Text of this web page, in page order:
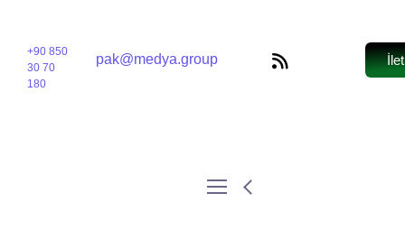
+90 850
30 70
180
pak@medya.group